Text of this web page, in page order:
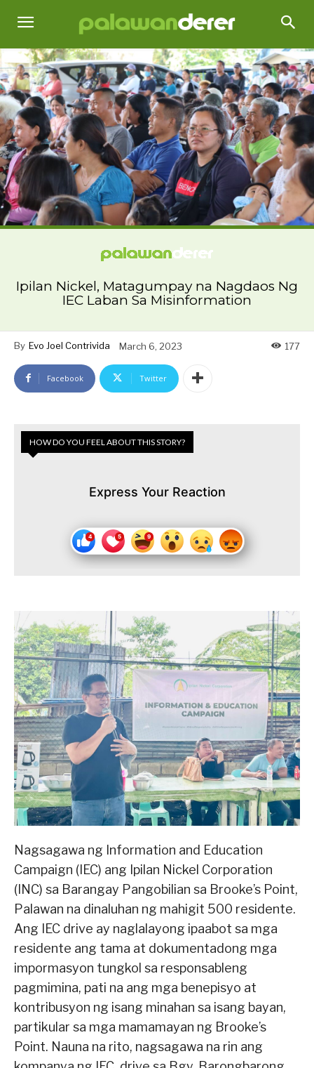
Ipilan Nickel, Matagumpay na Nagdaos Ng
IEC Laban Sa Misinformation
By Evo Joel Contrivida March 6, 2023 177
Facebook Twitter
HOW DO YOU FEEL ABOUT THIS STORY?
Express Your Reaction
Nagsagawa ng Information and Education
Campaign (IEC) ang Ipilan Nickel Corporation
(INC) sa Barangay Pangobilian sa Brooke’s Point,
Palawan na dinaluhan ng mahigit 500 residente.
Ang IEC drive ay naglalayong ipaabot sa mga
residente ang tama at dokumentadong mga
impormasyon tungkol sa responsableng
pagmimina, pati na ang mga benepisyo at
kontribusyon ng isang minahan sa isang bayan,
partikular sa mga mamamayan ng Brooke’s
Point. Nauna na rito, nagsagawa na rin ang